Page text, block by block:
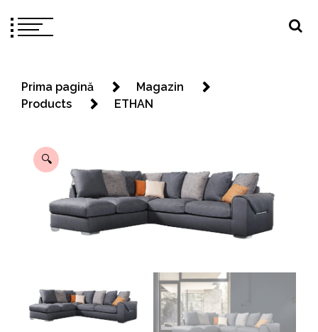
Prima pagină
Magazin
Products
ETHAN
🔍